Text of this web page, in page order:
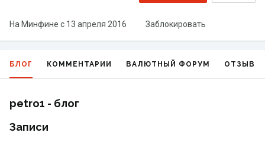
На Минфине с 13 апреля 2016 Заблокировать
БЛОГ КОММЕНТАРИИ ВАЛЮТНЫЙ ФОРУМ ОТЗЫВЫ
petro1 - блог
Записи